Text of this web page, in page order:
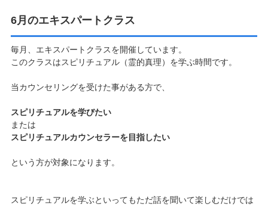
HOME
エキスパートクラス
スケジュール/アクセス
ご予約/お問い合わせ
6月のエキスパートクラス
毎月、エキスパートクラスを開催しています。
このクラスはスピリチュアル（霊的真理）を学ぶ時間です。
当カウンセリングを受けた事がある方で、
スピリチュアルを学びたい
または
スピリチュアルカウンセラーを目指したい
という方が対象になります。
スピリチュアルを学ぶといってもただ話を聞いて楽しむだけでは